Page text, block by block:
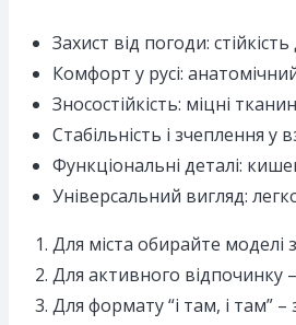
Захист від погоди:
Комфорт у русі:
Зносостійкість: міцні
Стабільність і зчеплення у
Функціональні деталі:
Універсальний вигляд:
Для міста обирайте моделі
Для активного відпочинку
Для формату “і там, і там”